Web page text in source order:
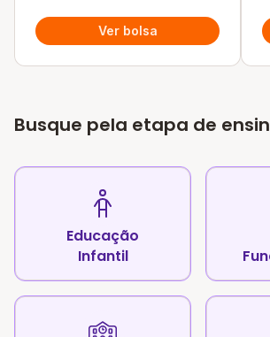
Ver bolsa
Busque pela etapa de
Educação
Infantil